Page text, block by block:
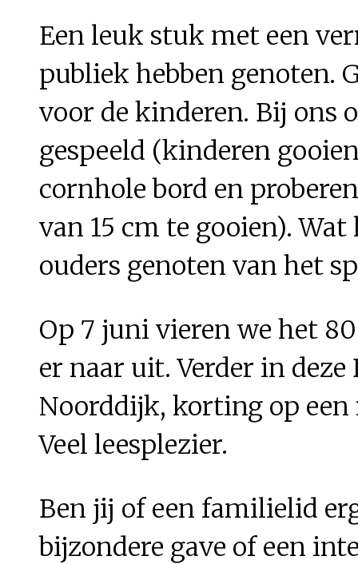
Een leuk stuk met een
publiek hebben genoten.
voor de kinderen. Bij ons
gespeeld (kinderen
cornhole bord en
van 15 cm te gooien).
ouders genoten van het
Op 7 juni vieren we het
er naar uit. Verder in
Noorddijk, korting op een
Veel leesplezier.
Ben jij of een familielid
bijzondere gave of een